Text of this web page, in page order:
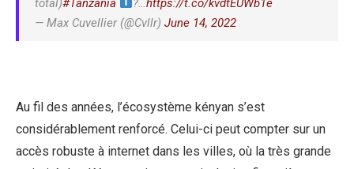
total)#Tanzania ?…https://t.co/kvdtEUWb1e
— Max Cuvellier (@Cvllr) June 14, 2022
Au fil des années, l’écosystème kényan s’est
considérablement renforcé. Celui-ci peut compter sur un
accès robuste à internet dans les villes, où la très grande